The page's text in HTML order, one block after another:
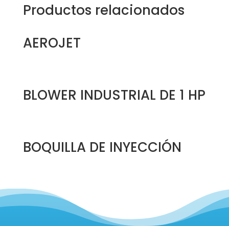
Productos relacionados
AEROJET
BLOWER INDUSTRIAL DE 1 HP
BOQUILLA DE INYECCIÓN